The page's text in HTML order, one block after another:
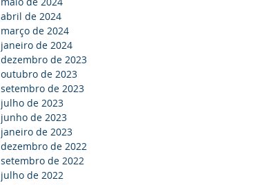
abril de 2024
março de 2024
janeiro de 2024
dezembro de 2023
outubro de 2023
setembro de 2023
julho de 2023
junho de 2023
janeiro de 2023
dezembro de 2022
setembro de 2022
julho de 2022